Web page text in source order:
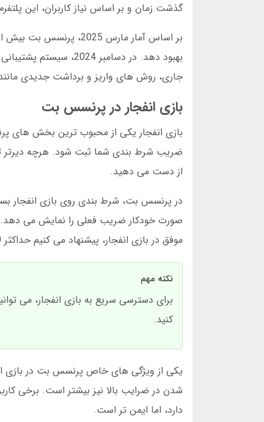
گذشت زمان و بر اساس نیاز کاربران، این پلتفرم گسترش یافت. در سال 1400، بخش
جاری، روش های واریز و برداشت جدیدی
بازی انفجار در پرنسس بت
بازی انفجار یکی از محبوب ترین بخش های
ضریب شرط بندی شما ثبت شود. هرچه دیرتر
از دست می دهید.
در پرنسس بت، شرط بندی روی بازی انفجار
صورت خودکار ضریب فعلی را نمایش می دهد.
موفق در بازی انفجار، پیشنهاد می کنیم حداکثر 10 درصد از بانک رول خود را در هر دور بازی وارد کنید.
نکته مهم
برای دسترسی سریع به بازی انفجار، می
کنید.
دارد، اما ایمن تر است.